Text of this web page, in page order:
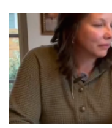
a
p
j
a
-
A
m
i
k
e
o
l
v
a
s
h